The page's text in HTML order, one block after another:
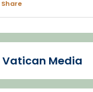
Share
de Barcelona
patir depressió.
Lluís
Vatican Media